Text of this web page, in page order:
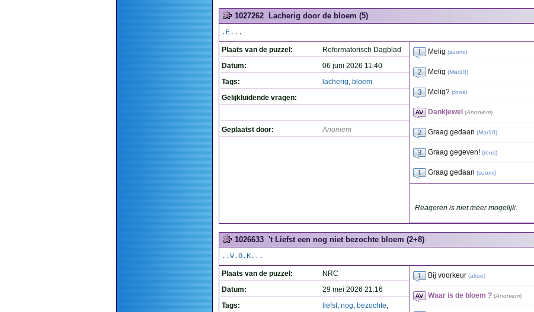
1027262 Lacherig door de bloem (5)
.E...
Plaats van de puzzel:
Reformatorisch Dagblad
Datum:
06 juni 2026 11:40
Tags:
lacherig, bloem
Gelijkluidende vragen:
Geplaatst door: Anoniem
Melig (suomi)
Melig (Mar10)
Melig? (roos)
Dankjewel (Anoniem)
Graag gedaan (Mar10)
Graag gegeven! (roos)
Graag gedaan (suomi)
Reageren is niet meer mogelijk.
1026633 't Liefst een nog niet bezochte bloem (2+8)
..V.O.K...
Plaats van de puzzel:
NRC
Datum:
29 mei 2026 21:16
Tags:
liefst, nog, bezochte,
Bij voorkeur (akoe)
Waar is de bloem ? (Anoniem)